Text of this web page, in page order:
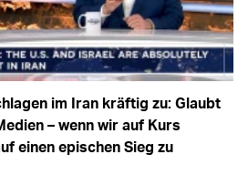
im Iran kräftig zu: Glaubt
– wenn wir auf Kurs
einen epischen Sieg zu